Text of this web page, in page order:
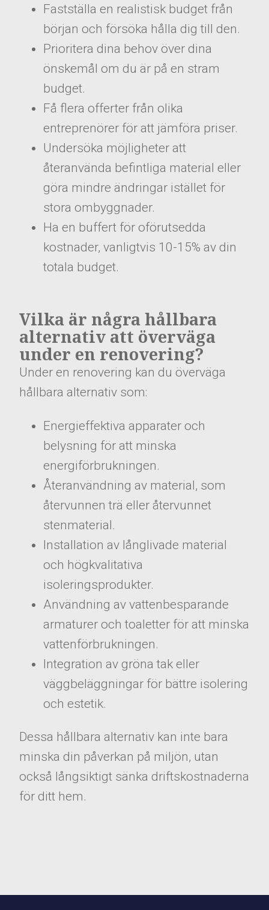
Fastställa en realistisk budget från
början och försöka hålla dig till den.
Prioritera dina behov över dina
önskemål om du är på en stram
budget.
Få flera offerter från olika
entreprenörer för att jämföra priser.
Undersöka möjligheter att
återanvända befintliga material eller
göra mindre ändringar istället för
stora ombyggnader.
Ha en buffert för oförutsedda
kostnader, vanligtvis 10-15% av din
totala budget.
Vilka är några hållbara
alternativ att överväga
under en renovering?
​​​​​​​Under en renovering kan du överväga
hållbara alternativ som:
Energieffektiva apparater och
belysning för att minska
energiförbrukningen.
Återanvändning av material, som
återvunnen trä eller återvunnet
stenmaterial.
Installation av långlivade material
och högkvalitativa
isoleringsprodukter.
Användning av vattenbesparande
armaturer och toaletter för att minska
vattenförbrukningen.
Integration av gröna tak eller
väggbeläggningar för bättre isolering
och estetik.
Dessa hållbara alternativ kan inte bara
minska din påverkan på miljön, utan
också långsiktigt sänka driftskostnaderna
för ditt hem.